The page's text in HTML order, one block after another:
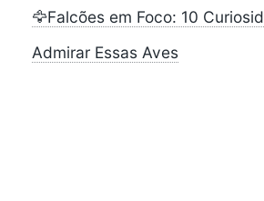
🦅Falcões em Foco: 10
Admirar Essas Aves